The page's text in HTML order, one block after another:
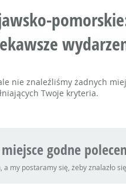
nie znaleźliśmy żadnych
Twoje kryteria.
godne
my postaramy się, żeby znalazło